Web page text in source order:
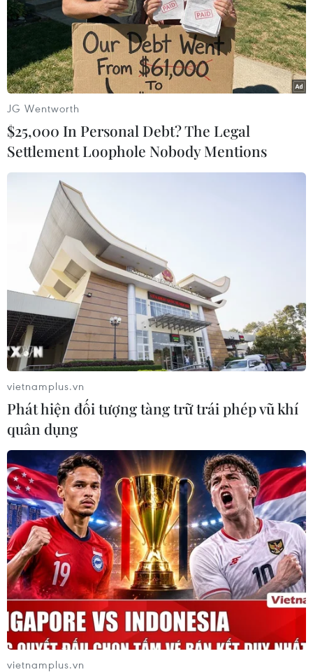
Dòng tiền đuối sức, chứng khoán quay về
trong sắc đỏ
15/05/2014 09:14
Ngày 15/5, thị trường có phiên giao dịch đầy biến
động. Kết thúc ngày giao dịch, chỉ số VN-Index giảm
5,48 điểm và HNX-Index mất 1,17 điểm.
Blue-chip "đuổi nhau" tăng trần, chứng
khoán xanh trở lại
14/05/2014 09:40
Ngày 14/5, dòng tiền bất ngờ tăng mạnh và ồ ạt đẩy
nhóm cổ phiếu trụ cột tăng trần. Kết thúc phiên, VN-
Index tăng 15,62 điểm và HNX-Index cộng thêm 2,48
điểm.
JG Wentworth
$25,000 In Personal Debt? The Legal
Settlement Loophole Nobody Mentions
vietnamplus.vn
Phát hiện đối tượng tàng trữ trái phép vũ khí
quân dụng
vietnamplus.vn